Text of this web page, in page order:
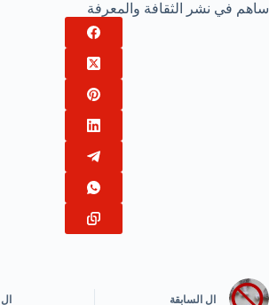
ساهم في نشر الثقافة والمعرفة
ال السابقة ال